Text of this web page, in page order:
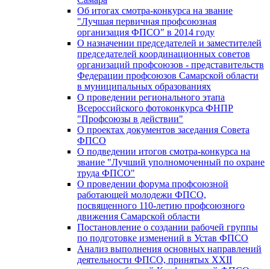
Об итогах смотра-конкурса на звание
"Лучшая первичная профсоюзная
организация ФПСО" в 2014 году
О назначении председателей и заместителей
председателей координационных советов
организаций профсоюзов - представительств
Федерации профсоюзов Самарской области
в муниципальных образованиях
О проведении регионального этапа
Всероссийского фотоконкурса ФНПР
"Профсоюзы в действии"
О проектах документов заседания Совета
ФПСО
О подведении итогов смотра-конкурса на
звание "Лучший уполномоченный по охране
труда ФПСО"
О проведении форума профсоюзной
работающей молодежи ФПСО,
посвященного 110-летию профсоюзного
движения Самарской области
Постановление о создании рабочей группы
по подготовке изменений в Устав ФПСО
Анализ выполнения основных направлений
деятельности ФПСО, принятых XXII